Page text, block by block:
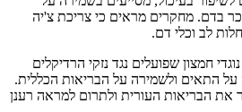
בדם. מחקרים מראים כי צריכת צ'יה
לב וכלי דם.
חמצון שפועלים נגד נזקי הרדיקלים
התאים ולשמירה על הבריאות הכללית.
את הבריאות העורית ולתרום למראה רענן